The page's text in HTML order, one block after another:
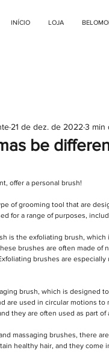
INÍCIO LOJA
be
21 de dez. de 20223 min
offer a personal brush!
of grooming tool that are
for a range of purposes,
is the exfoliating brush,
brushes are often made of
brushes are
brush, which is designed
are used in circular motions
they are often used as part
massaging brushes, there
healthy hair, and they come